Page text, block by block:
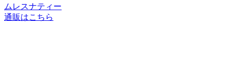
ムレスナティー
通販はこちら